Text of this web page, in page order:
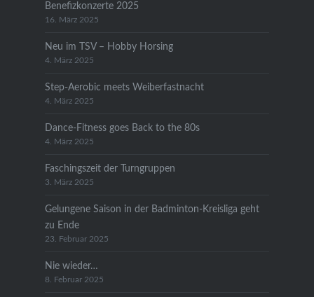
Benefizkonzerte 2025
16. März 2025
Neu im TSV – Hobby Horsing
4. März 2025
Step-Aerobic meets Weiberfastnacht
4. März 2025
Dance-Fitness goes Back to the 80s
4. März 2025
Faschingszeit der Turngruppen
3. März 2025
Gelungene Saison in der Badminton-Kreisliga geht
zu Ende
23. Februar 2025
Nie wieder…
8. Februar 2025